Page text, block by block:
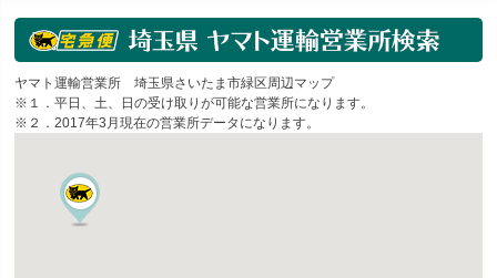
ヤマト運輸営業所 埼玉県さいたま市緑区周辺マップ
※１．平日、土、日の受け取りが可能な営業所になります。
※２．2017年3月現在の営業所データになります。